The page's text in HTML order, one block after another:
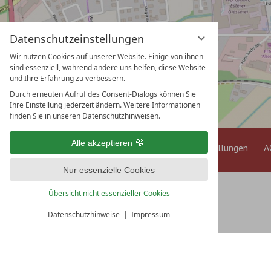
Datenschutzeinstellungen
Wir nutzen Cookies auf unserer Website. Einige von ihnen
sind essenziell, während andere uns helfen, diese Website
und Ihre Erfahrung zu verbessern.
Durch erneuten Aufruf des Consent-Dialogs können Sie
Ihre Einstellung jederzeit ändern. Weitere Informationen
finden Sie in unseren Datenschutzhinweisen.
Alle akzeptieren
Nur essenzielle Cookies
Übersicht nicht essenzieller Cookies
Datenschutzhinweise Impressum
Datenschutz Datenschutzeinstellungen